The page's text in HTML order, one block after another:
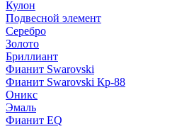
Кулон
Подвесной элемент
Серебро
Золото
Бриллиант
Фианит Swarovski
Фианит Swarovski Кр-88
Оникс
Эмаль
Фианит EQ